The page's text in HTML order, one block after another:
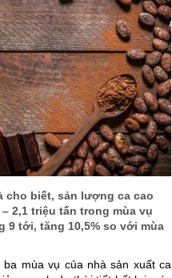
cho biết, sản lượng ca cao
2,1 triệu tấn trong mùa vụ
9 tới, tăng 10,5% so với mùa
mùa vụ của nhà sản xuất ca